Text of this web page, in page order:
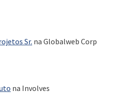
Sr. na Globalweb Corp
na Involves